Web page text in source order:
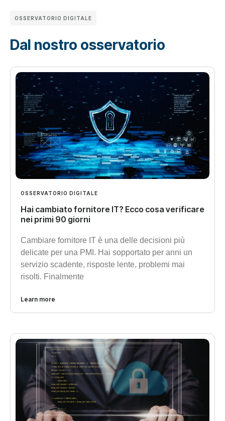
OSSERVATORIO DIGITALE
Dal nostro osservatorio
OSSERVATORIO DIGITALE
Hai cambiato fornitore IT? Ecco cosa verificare
nei primi 90 giorni
Cambiare fornitore IT è una delle decisioni più
delicate per una PMI. Hai sopportato per anni un
servizio scadente, risposte lente, problemi mai
risolti. Finalmente
Learn more